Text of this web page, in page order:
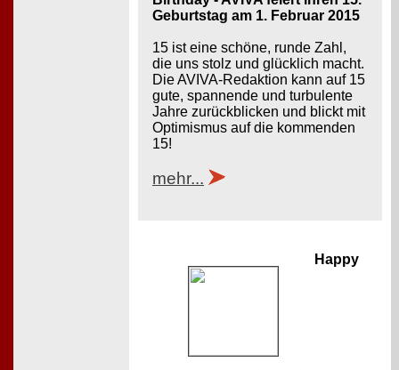
Geburtstag am 1. Februar 2015
15 ist eine schöne, runde Zahl,
die uns stolz und glücklich macht.
Die AVIVA-Redaktion kann auf 15
gute, spannende und turbulente
Jahre zurückblicken und blickt mit
Optimismus auf die kommenden
15!
mehr...
Happy